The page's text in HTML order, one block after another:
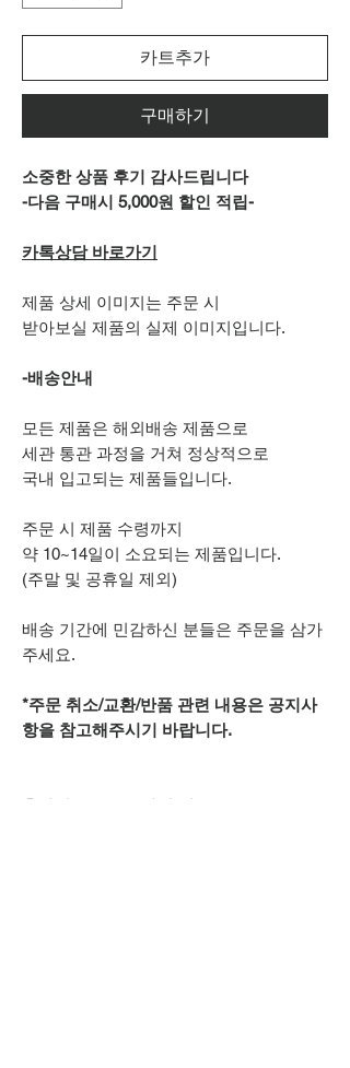
카트추가
구매하기
소중한 상품 후기 감사드립니다
-다음 구매시 5,000원 할인 적립-
카톡상담 바로가기
제품 상세 이미지는 주문 시
받아보실 제품의 실제 이미지입니다.
-배송안내
모든 제품은 해외배송 제품으로
세관 통관 과정을 거쳐 정상적으로
국내 입고되는 제품들입니다.
주문 시 제품 수령까지
약 10~14일이 소요되는 제품입니다.
(주말 및 공휴일 제외)
배송 기간에 민감하신 분들은 주문을 삼가
주세요.
*주문 취소/교환/반품 관련 내용은 공지사
항을 참고해주시기 바랍니다.
추가적으로 궁금하신 점은